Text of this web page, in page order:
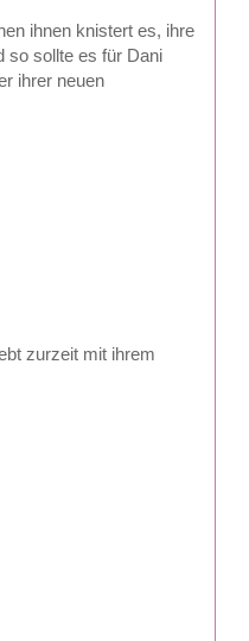
ihnen knistert es, ihre
so sollte es für Dani
ihrer neuen
zurzeit mit ihrem